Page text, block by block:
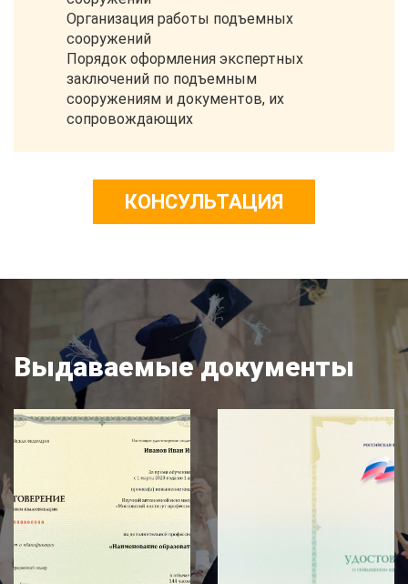
Организация работы подъемных
сооружений
Порядок оформления экспертных
заключений по подъемным
сооружениям и документов, их
сопровождающих
КОНСУЛЬТАЦИЯ
Выдаваемые документы